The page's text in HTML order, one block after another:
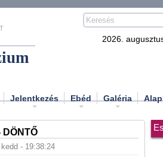
2026.
Jelentkezés Ebéd Galéria
DÖNTŐ
- 19:38:24